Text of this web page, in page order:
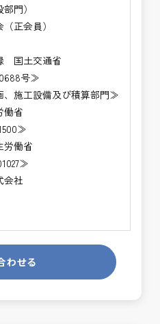
）
会員）
国土交通省
号≫
施工設備及び積算部門≫
働省
労働省
会社
わせる